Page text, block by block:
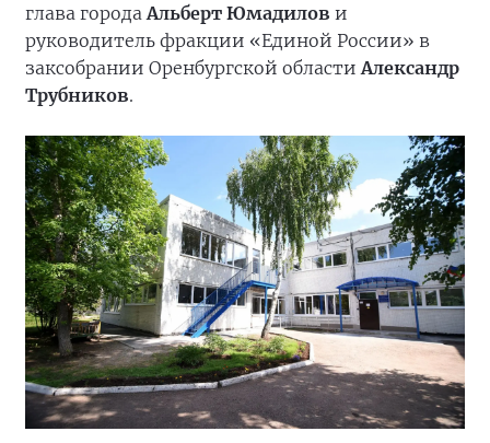
глава города Альберт Юмадилов и
руководитель фракции «Единой России» в
заксобрании Оренбургской области Александр
Трубников.